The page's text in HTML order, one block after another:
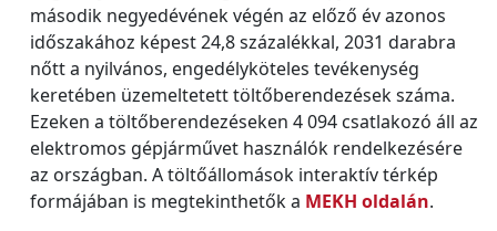
második negyedévének végén az előző év azonos
időszakához képest 24,8 százalékkal, 2031 darabra
nőtt a nyilvános, engedélyköteles tevékenység
keretében üzemeltetett töltőberendezések száma.
Ezeken a töltőberendezéseken 4 094 csatlakozó áll az
elektromos gépjárművet használók rendelkezésére
az országban. A töltőállomások interaktív térkép
formájában is megtekinthetők a MEKH oldalán.